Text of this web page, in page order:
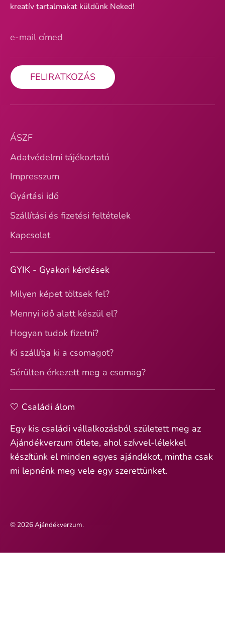
kreatív tartalmakat küldünk Neked!
e-mail címed
FELIRATKOZÁS
ÁSZF
Adatvédelmi tájékoztató
Impresszum
Gyártási idő
Szállítási és fizetési feltételek
Kapcsolat
GYIK - Gyakori kérdések
Milyen képet töltsek fel?
Mennyi idő alatt készül el?
Hogyan tudok fizetni?
Ki szállítja ki a csomagot?
Sérülten érkezett meg a csomag?
🤍 Családi álom
Egy kis családi vállalkozásból született meg az
Ajándékverzum ötlete, ahol szívvel-lélekkel
készítünk el minden egyes ajándékot, mintha csak
mi lepnénk meg vele egy szerettünket.
© 2026Ajándékverzum.